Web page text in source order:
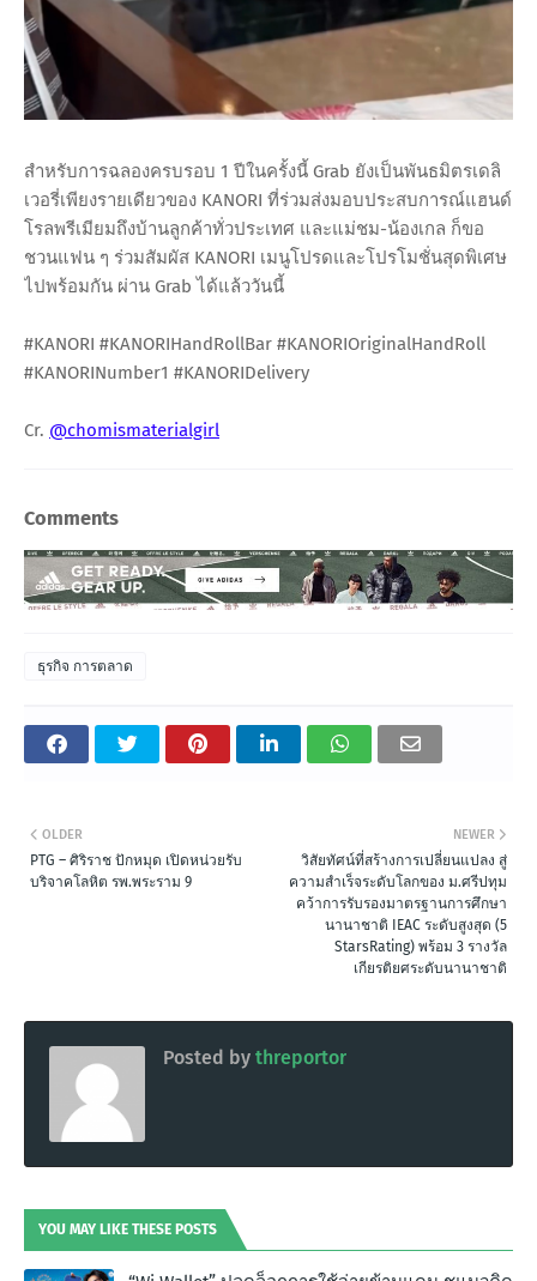
สำหรับการฉลองครบรอบ 1 ปีในครั้งนี้ Grab ยังเป็นพันธมิตรเดลิ
เวอรี่เพียงรายเดียวของ KANORI ที่ร่วมส่งมอบประสบการณ์แฮนด์
โรลพรีเมียมถึงบ้านลูกค้าทั่วประเทศ และแม่ชม-น้องเกล ก็ขอ
ชวนแฟน ๆ ร่วมสัมผัส KANORI เมนูโปรดและโปรโมชั่นสุดพิเศษ
ไปพร้อมกัน ผ่าน Grab ได้แล้ววันนี้
#KANORI #KANORIHandRollBar #KANORIOriginalHandRoll
#KANORINumber1 #KANORIDelivery
Cr. @chomismaterialgirl
Comments
ธุรกิจ การตลาด
NEWER
วิสัยทัศน์ที่สร้างการเปลี่ยนแปลง สู่
ความสำเร็จระดับโลกของ ม.ศรีปทุม
คว้าการรับรองมาตรฐานการศึกษา
นานาชาติ IEAC ระดับสูงสุด (5
StarsRating) พร้อม 3 รางวัล
เกียรติยศระดับนานาชาติ
OLDER
PTG – ศิริราช ปักหมุด เปิดหน่วยรับ
บริจาคโลหิต รพ.พระราม 9
Posted by threportor
YOU MAY LIKE THESE POSTS